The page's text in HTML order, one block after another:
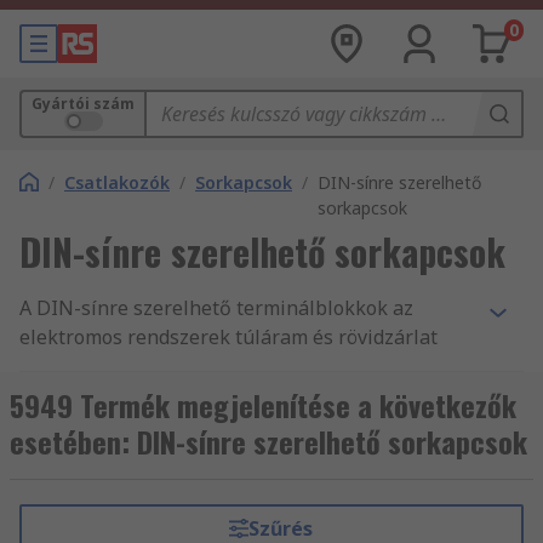
0
Gyártói szám
/ Csatlakozók / Sorkapcsok / DIN-sínre szerelhető
sorkapcsok
DIN-sínre szerelhető sorkapcsok
A DIN-sínre szerelhető terminálblokkok az
elektromos rendszerek túláram és rövidzárlat
csíptetve, ami egy szabványos méretű fémsín,
amelyre a kivezetéseket egy vezérlőszekrénybe
szerelik.
Hogyan működnek a DIN-sínes
5949 Termék megjelenítése a következők
esetében: DIN-sínre szerelhető sorkapcsok
Szűrés